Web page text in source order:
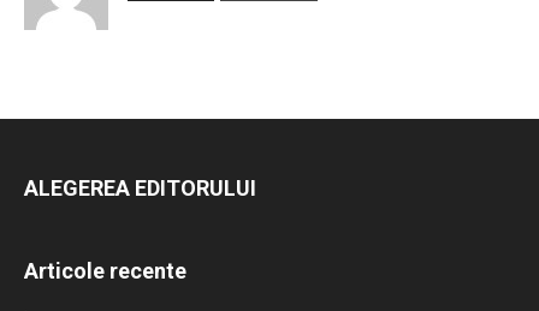
ALEGEREA EDITORULUI
Articole recente